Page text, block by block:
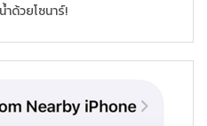
ด้วยโซนาร์!